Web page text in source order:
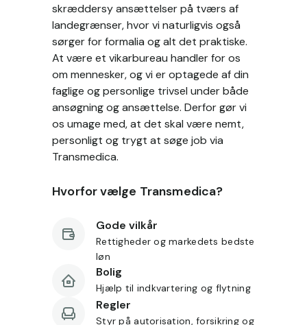
skræddersy ansættelser på tværs af
landegrænser, hvor vi naturligvis også
sørger for formalia og alt det praktiske.
At være et vikarbureau handler for os
om mennesker, og vi er optagede af din
faglige og personlige trivsel under både
ansøgning og ansættelse. Derfor gør vi
os umage med, at det skal være nemt,
personligt og trygt at søge job via
Transmedica.
Hvorfor vælge Transmedica?
Gode vilkår
Rettigheder og markedets bedste
løn
Bolig
Hjælp til indkvartering og flytning
Regler
Styr på autorisation, forsikring og